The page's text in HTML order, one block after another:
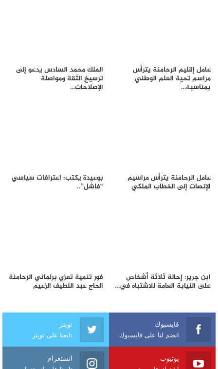
عامل إقليم الرحامنة يترأس
مراسم تحية العلم الوطني
بمناسبة…
الملك محمد السادس يدعو إلى
ترسيخ الثقة ومواصلة
الإصلاحات…
عامل الرحامنة يترأس مراسيم
الإنصات إلى الخطاب الملكي
بوعيدة يكتب: اعترافات سياسي
“فاشل”..
ابن جرير: إحالة ثلاثة أشخاص
على النيابة العامة للاشتباه في…
فور تنمية تعزي برلماني الرحامنة
الحاج عبد اللطيف الزعيم
فايسبوك
انضم لنا على فايسبوك
تويتر
تابعنا على تويتر
يوتيوب انستغرام